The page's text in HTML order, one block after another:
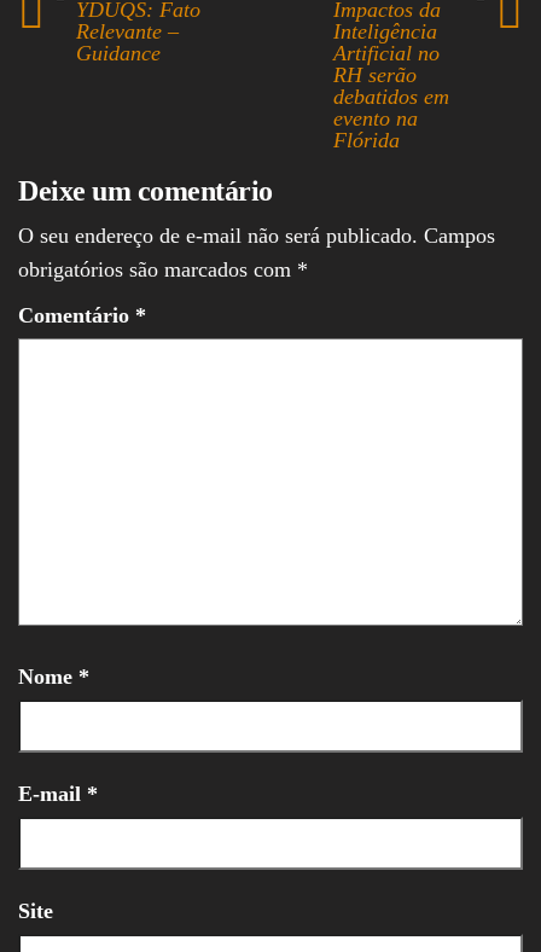
ok ds
YDUQS: Fato
Relevante –
Guidance
Impactos da
Inteligência
Artificial no
RH serão
debatidos em
evento na
Flórida
Deixe um comentário
O seu endereço de e-mail não será publicado. Campos
obrigatórios são marcados com *
Comentário *
Nome *
E-mail *
Site